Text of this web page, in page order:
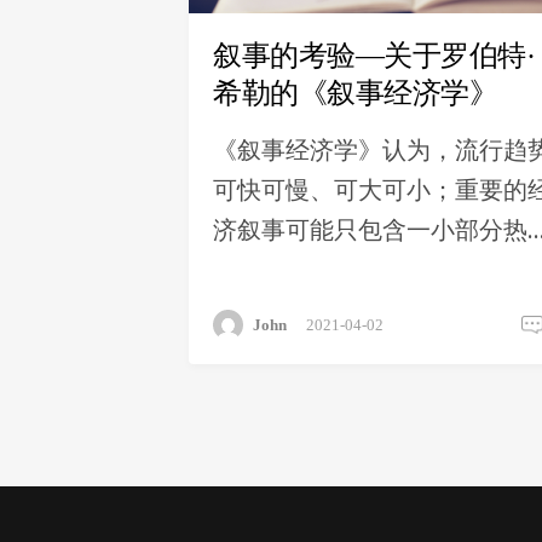
叙事的考验—关于罗伯特·
希勒的《叙事经济学》
《叙事经济学》认为，流行趋
可快可慢、可大可小；重要的
济叙事可能只包含一小部分热门
影响力；叙事的经济影响可能会
John 2021-04-02